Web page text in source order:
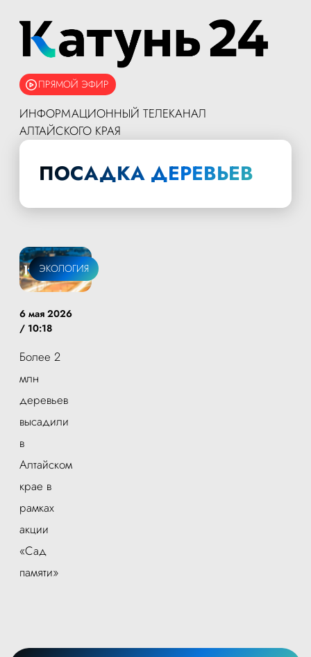
ПРЯМОЙ ЭФИР
ИНФОРМАЦИОННЫЙ ТЕЛЕКАНАЛ
АЛТАЙСКОГО КРАЯ
ПОСАДКА ДЕРЕВЬЕВ
ЭКОЛОГИЯ
6 мая 2026
/ 10:18
Более 2
млн
деревьев
высадили
в
Алтайском
крае в
рамках
акции
«Сад
памяти»